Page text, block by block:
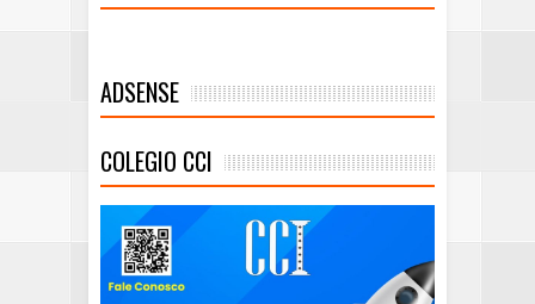
ADSENSE
COLEGIO CCI